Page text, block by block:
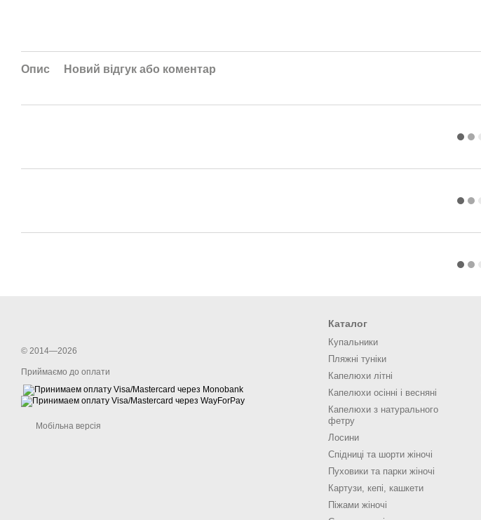
Опис Новий відгук або коментар
© 2014—2026
Приймаємо до оплати
Мобільна версія
Каталог
Купальники
Пляжні туніки
Капелюхи літні
Капелюхи осінні і весняні
Капелюхи з натурального
фетру
Лосини
Спідниці та шорти жіночі
Пуховики та парки жіночі
Картузи, кепі, кашкети
Піжами жіночі